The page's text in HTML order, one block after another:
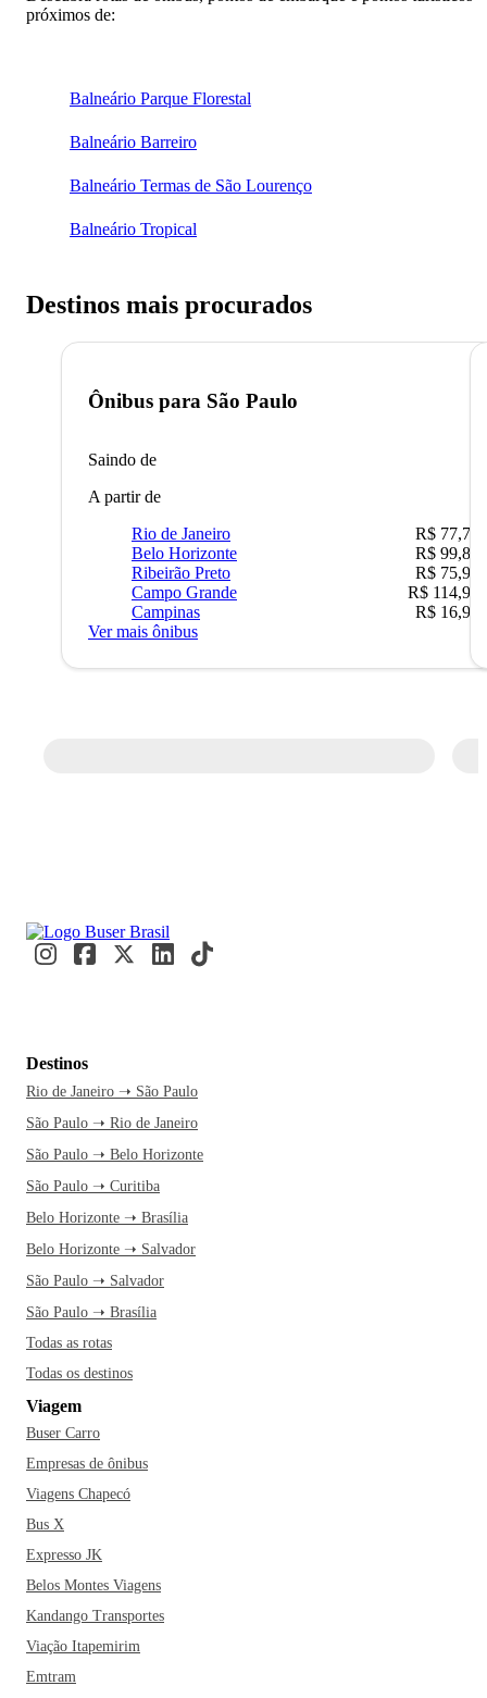
próximos de:
Balneário Parque Florestal
Balneário Barreiro
Balneário Termas de São Lourenço
Balneário Tropical
Destinos mais procurados
Ônibus para São Paulo
Saindo de
A partir de
Rio de Janeiro
R$ 77,70
Belo Horizonte
R$ 99,89
Ribeirão Preto
R$ 75,90
Campo Grande
R$ 114,90
Campinas
R$ 16,90
Ver mais ônibus
Destinos
Rio de Janeiro ➝ São Paulo
São Paulo ➝ Rio de Janeiro
São Paulo ➝ Belo Horizonte
São Paulo ➝ Curitiba
Belo Horizonte ➝ Brasília
Belo Horizonte ➝ Salvador
São Paulo ➝ Salvador
São Paulo ➝ Brasília
Todas as rotas
Todas os destinos
Viagem
Buser Carro
Empresas de ônibus
Viagens Chapecó
Bus X
Expresso JK
Belos Montes Viagens
Kandango Transportes
Viação Itapemirim
Emtram